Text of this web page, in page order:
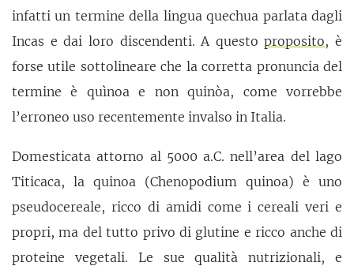
infatti un termine della lingua quechua parlata dagli
Incas e dai loro discendenti. A questoproposito, è
forse utile sottolineare che la corretta pronuncia del
termine è quìnoa e non quinòa, come vorrebbe
l’erroneo uso recentemente invalso in Italia.
Domesticata attorno al 5000 a.C. nell’area del lago
Titicaca, la quinoa (Chenopodium quinoa) è uno
pseudocereale, ricco di amidi come i cereali veri e
propri, ma del tutto privo di glutine e ricco anche di
proteine vegetali. Le sue qualità nutrizionali, e